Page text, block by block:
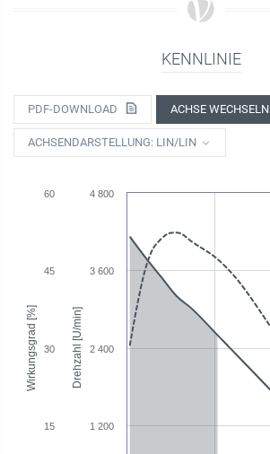
KENNLINIE
PDF-DOWNLOAD ACHSE WECHSELN
ACHSENDARSTELLUNG: LIN/LIN
Drehzahl [U/min]
Wirkungsgrad [%]
1 200
2 400
3 600
4 800
15
30
45
60